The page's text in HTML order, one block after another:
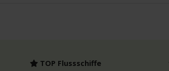
TOP Flussschiffe